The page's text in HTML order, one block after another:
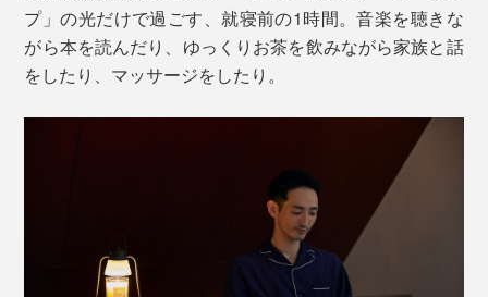
プ」の光だけで過ごす、就寝前の1時間。音楽を聴きな
がら本を読んだり、ゆっくりお茶を飲みながら家族と話
をしたり、マッサージをしたり。